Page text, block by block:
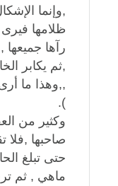
,وإنما
ظلامها
رآها جميعها
,ثم يكابر
,,وهذا ما
).
وكثير من
صاحبها ,فلا
حتى تبلغ
ماهي , ثم